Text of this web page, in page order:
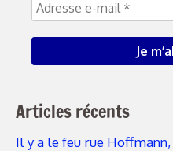
Articles récents
Il y a le feu rue